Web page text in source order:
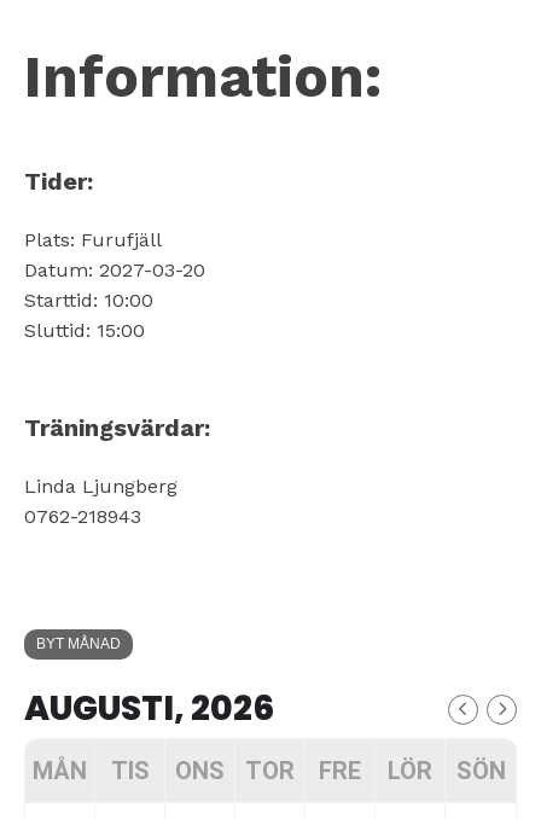
Information:
Tider:
Plats: Furufjäll
Datum: 2027-03-20
Starttid: 10:00
Sluttid: 15:00
Träningsvärdar:
Linda Ljungberg
0762-218943
BYT MÅNAD
AUGUSTI, 2026
MÅN TIS ONS TOR FRE LÖR SÖN